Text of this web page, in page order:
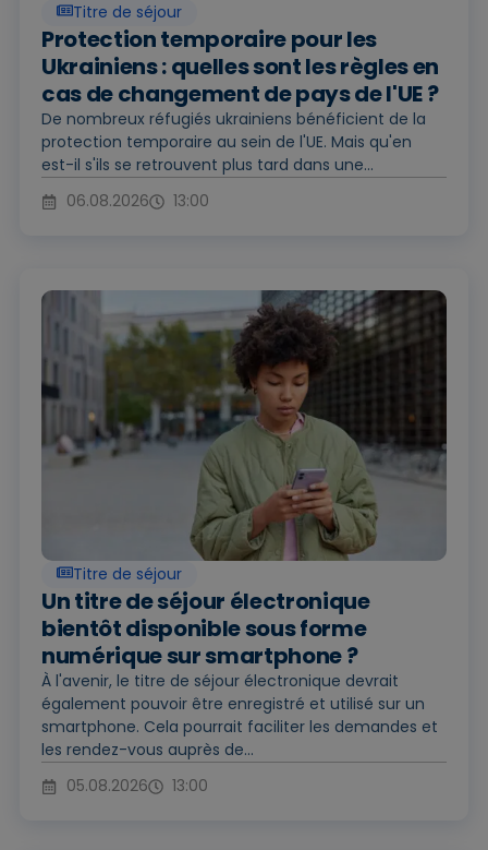
Titre de séjour
Protection temporaire pour les
Ukrainiens : quelles sont les règles en
cas de changement de pays de l'UE ?
De nombreux réfugiés ukrainiens bénéficient de la
protection temporaire au sein de l'UE. Mais qu'en
est-il s'ils se retrouvent plus tard dans une...
06.08.2026
13:00
Titre de séjour
Un titre de séjour électronique
bientôt disponible sous forme
numérique sur smartphone ?
À l'avenir, le titre de séjour électronique devrait
également pouvoir être enregistré et utilisé sur un
smartphone. Cela pourrait faciliter les demandes et
les rendez-vous auprès de...
05.08.2026
13:00